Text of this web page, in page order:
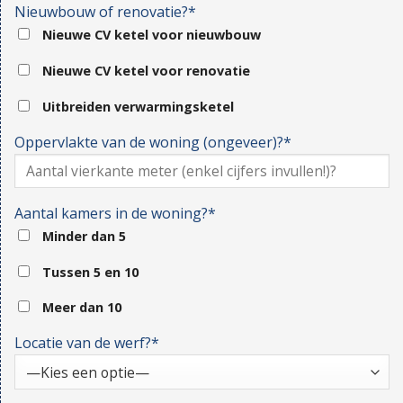
Nieuwbouw of renovatie?*
Nieuwe CV ketel voor nieuwbouw
Nieuwe CV ketel voor renovatie
Uitbreiden verwarmingsketel
Oppervlakte van de woning (ongeveer)?*
Aantal kamers in de woning?*
Minder dan 5
Tussen 5 en 10
Meer dan 10
Locatie van de werf?*